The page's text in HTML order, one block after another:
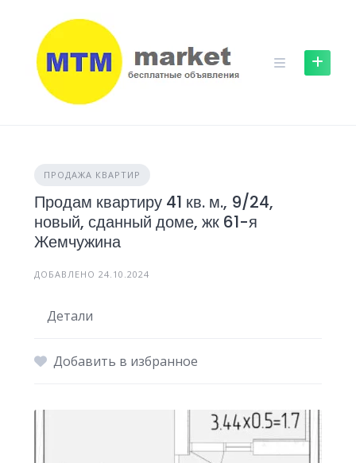
content
ПРОДАЖА КВАРТИР
Продам квартиру 41 кв. м., 9/24,
новый, сданный доме, жк 61-я
Жемчужина
ДОБАВЛЕНО 24.10.2024
Детали
Добавить в избранное